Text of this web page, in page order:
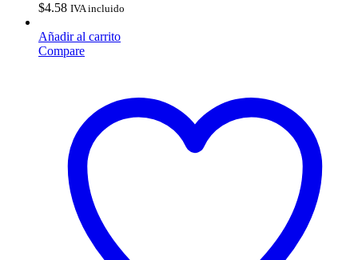
$4.58 IVA incluido
Añadir al carrito
Compare